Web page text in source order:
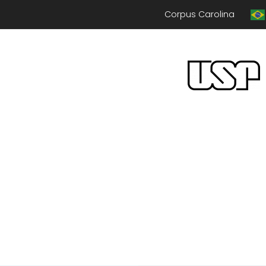
Corpus Carolina